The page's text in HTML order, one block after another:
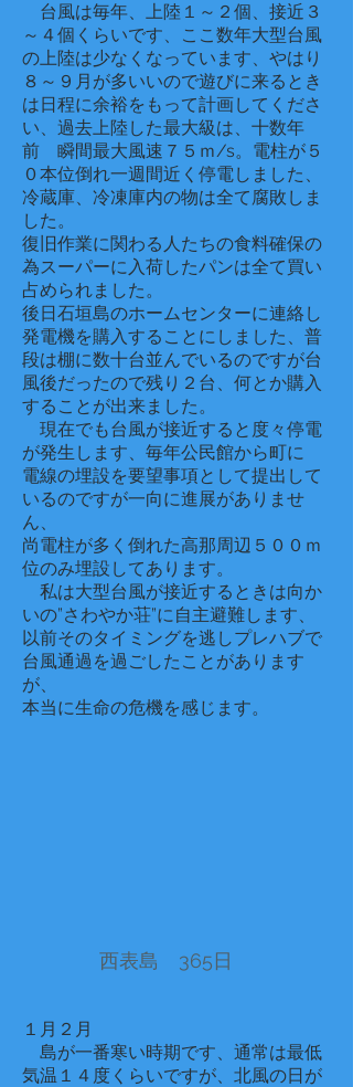
台風は毎年、上陸１～２個、接近３
～４個くらいです、ここ数年大型台風
の上陸は少なくなっています、やはり
８～９月が多いいので遊びに来るとき
は日程に余裕をもって計画してくださ
い、過去上陸した最大級は、十数年
前 瞬間最大風速７５ｍ/s。電柱が５
０本位倒れ一週間近く停電しました、
冷蔵庫、冷凍庫内の物は全て腐敗しま
した。
復旧作業に関わる人たちの食料確保の
為スーパーに入荷したパンは全て買い
占められました。
後日石垣島のホームセンターに連絡し
発電機を購入することにしました、普
段は棚に数十台並んでいるのですが台
風後だったので残り２台、何とか購入
することが出来ました。
現在でも台風が接近すると度々停電
が発生します、毎年公民館から町に
電線の埋設を要望事項として提出して
いるのですが一向に進展がありませ
ん、
尚電柱が多く倒れた高那周辺５００ｍ
位のみ埋設してあります。
私は大型台風が接近するときは向か
いの”さわやか荘”に自主避難します、
以前そのタイミングを逃しプレハブで
台風通過を過ごしたことがあります
が、
本当に生命の危機を感じます。
​西表島 365日
１月２月
島が一番寒い時期です、通常は最低
気温１４度くらいですが、北風の日が